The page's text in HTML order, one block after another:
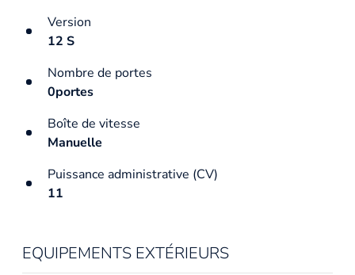
Version
12 S
Nombre de portes
0portes
Boîte de vitesse
Manuelle
Puissance administrative (CV)
11
EQUIPEMENTS EXTÉRIEURS